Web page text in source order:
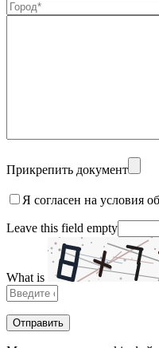
Прикрепить документ
Я согласен на условия
Leave this field empty
What is
Solve
the
math
problem